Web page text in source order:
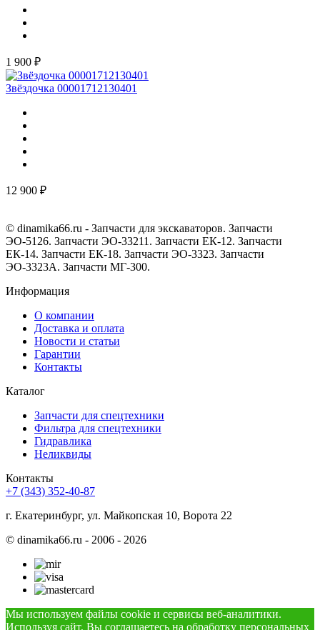
1 900 ₽
Звёздочка 00001712130401
12 900 ₽
© dinamika66.ru - Запчасти для экскаваторов. Запчасти
ЭО-5126. Запчасти ЭО-33211. Запчасти ЕК-12. Запчасти
ЕК-14. Запчасти ЕК-18. Запчасти ЭО-3323. Запчасти
ЭО-3323А. Запчасти МГ-300.
Информация
О компании
Доставка и оплата
Новости и статьи
Гарантии
Контакты
Каталог
Запчасти для спецтехники
Фильтра для спецтехники
Гидравлика
Неликвиды
Контакты
+7 (343) 352-40-87
г. Екатеринбург, ул. Майкопская 10, Ворота 22
© dinamika66.ru - 2006 - 2026
Мы используем файлы cookie и сервисы веб-аналитики.
Используя сайт, Вы соглашаетесь на обработку персональных